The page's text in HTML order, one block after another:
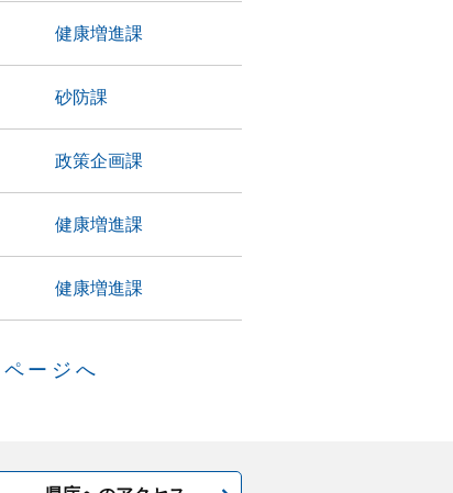
健康増進課
砂防課
政策企画課
健康増進課
健康増進課
ージへ